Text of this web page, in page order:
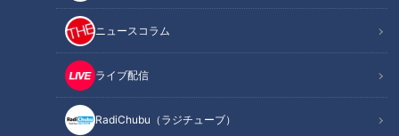
ニュースコラム
ライブ配信
RadiChubu（ラジチューブ）
ナガシマジャンボ海水プールの
乗り物酔いが解消！ジェットコ
ースターも平気になれる方法